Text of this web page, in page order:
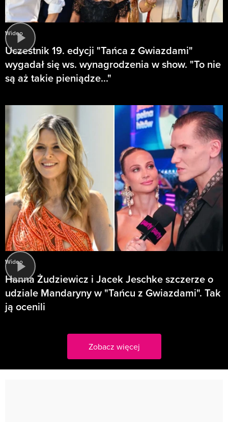
Wideo
Uczestnik 19. edycji "Tańca z Gwiazdami"
wygadał się ws. wynagrodzenia w show. "To nie
są aż takie pieniądze..."
Wideo
Hanna Żudziewicz i Jacek Jeschke szczerze o
udziale Mandaryny w "Tańcu z Gwiazdami". Tak
ją ocenili
Zobacz więcej